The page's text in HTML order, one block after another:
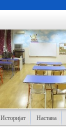
Историјат Настава